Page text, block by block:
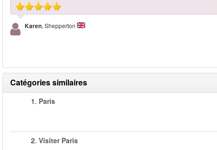
Karen, Shepperton
Catégories similaires
1. Paris
2. Visiter Paris